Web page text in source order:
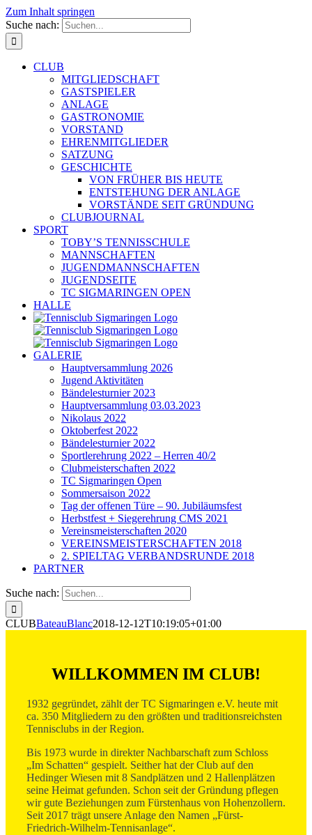
Zum Inhalt springen
Suche nach:
CLUB
MITGLIEDSCHAFT
GASTSPIELER
ANLAGE
GASTRONOMIE
VORSTAND
EHRENMITGLIEDER
SATZUNG
GESCHICHTE
VON FRÜHER BIS HEUTE
ENTSTEHUNG DER ANLAGE
VORSTÄNDE SEIT GRÜNDUNG
CLUBJOURNAL
SPORT
TOBY’S TENNISSCHULE
MANNSCHAFTEN
JUGENDMANNSCHAFTEN
JUGENDSEITE
TC SIGMARINGEN OPEN
HALLE
GALERIE
Hauptversammlung 2026
Jugend Aktivitäten
Bändelesturnier 2023
Hauptversammlung 03.03.2023
Nikolaus 2022
Oktoberfest 2022
Bändelesturnier 2022
Sportlerehrung 2022 – Herren 40/2
Clubmeisterschaften 2022
TC Sigmaringen Open
Sommersaison 2022
Tag der offenen Türe – 90. Jubiläumsfest
Herbstfest + Siegerehrung CMS 2021
Vereinsmeisterschaften 2020
VEREINSMEISTERSCHAFTEN 2018
2. SPIELTAG VERBANDSRUNDE 2018
PARTNER
Suche nach:
CLUBBateauBlanc2018-12-12T10:19:05+01:00
WILLKOMMEN IM CLUB!
1932 gegründet, zählt der TC Sigmaringen e.V. heute mit
ca. 350 Mitgliedern zu den größten und traditionsreichsten
Tennisclubs in der Region.
Bis 1973 wurde in direkter Nachbarschaft zum Schloss
„Im Schatten“ gespielt. Seither hat der Club auf den
Hedinger Wiesen mit 8 Sandplätzen und 2 Hallenplätzen
seine Heimat gefunden. Schon seit der Gründung pflegen
wir gute Beziehungen zum Fürstenhaus von Hohenzollern.
Seit 2017 trägt unsere Anlage den Namen „Fürst-
Friedrich-Wilhelm-Tennisanlage“.